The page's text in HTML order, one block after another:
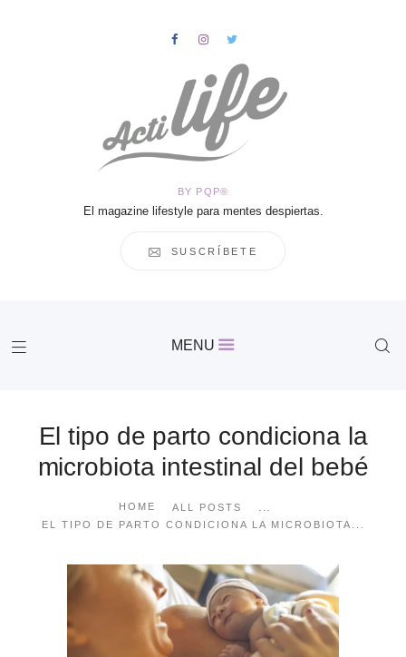
BY PQP®
El magazine lifestyle para mentes despiertas.
SUSCRÍBETE
MENU
El tipo de parto condiciona la
microbiota intestinal del bebé
HOME ALL POSTS ...
EL TIPO DE PARTO CONDICIONA LA MICROBIOTA...
HOME
Salud